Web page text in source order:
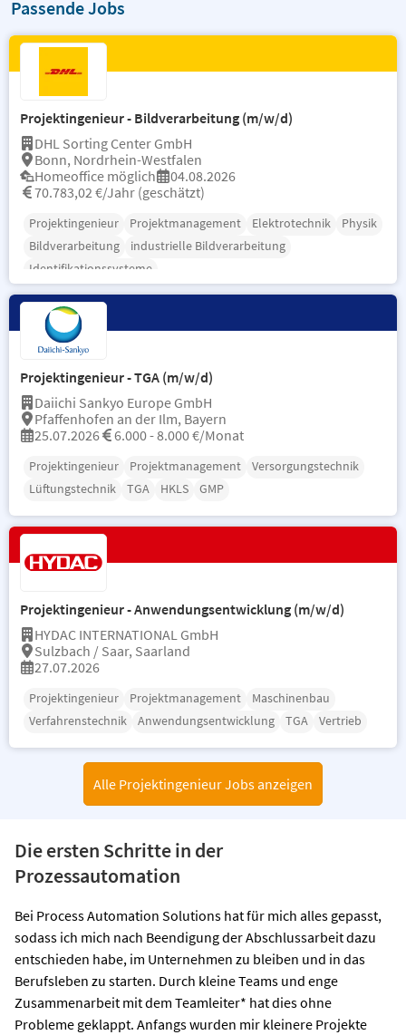
Passende Jobs
Projektingenieur - Bildverarbeitung (m/w/d)
DHL Sorting Center GmbH
Bonn, Nordrhein-Westfalen
Homeoffice möglich
04.08.2026
70.783,02 €/Jahr (geschätzt)
Projektingenieur Projektmanagement Elektrotechnik
Physik
Bildverarbeitung
industrielle Bildverarbeitung
Identifikationssysteme
Projektingenieur - TGA (m/w/d)
Daiichi Sankyo Europe GmbH
Pfaffenhofen an der Ilm, Bayern
25.07.2026
6.000 - 8.000 €/Monat
Projektingenieur Projektmanagement
Versorgungstechnik
Lüftungstechnik
TGA HKLS GMP
Projektingenieur - Anwendungsentwicklung (m/w/d)
HYDAC INTERNATIONAL GmbH
Sulzbach / Saar, Saarland
27.07.2026
Projektingenieur Projektmanagement
Maschinenbau
Verfahrenstechnik
Anwendungsentwicklung TGA Vertrieb
Alle Projektingenieur Jobs anzeigen
Die ersten Schritte in der
Prozessautomation
Bei Process Automation Solutions hat für mich alles gepasst,
sodass ich mich nach Beendigung der Abschlussarbeit dazu
entschieden habe, im Unternehmen zu bleiben und in das
Berufsleben zu starten. Durch kleine Teams und enge
Zusammenarbeit mit dem Teamleiter* hat dies ohne
Probleme geklappt. Anfangs wurden mir kleinere Projekte